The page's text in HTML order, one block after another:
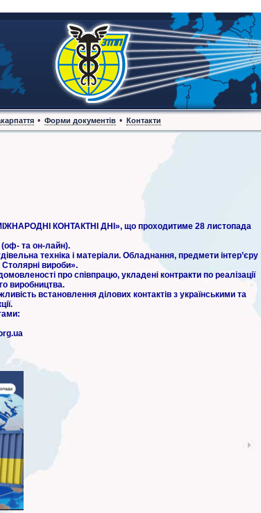
• Форми документів • Контакти
КОНТАКТНІ ДНІ», що проходитиме 28 листопада
та он-лайн).
техніка і матеріали. Обладнання, предмети інтер’єру
вироби».
про співпрацю, укладені контракти по реалізації
виробництва.
встановлення ділових контактів з українськими та